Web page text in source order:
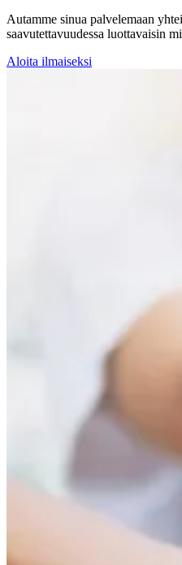
Autamme sinua palvelemaan
saavutettavuudessa luottavaisin
Aloita ilmaiseksi